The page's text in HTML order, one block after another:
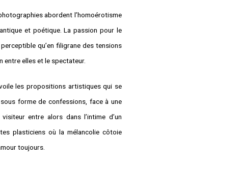
abordent l’homoérotisme
et poétique. La passion pour le
qu’en filigrane des tensions
entre elles et le spectateur.
les propositions artistiques qui se
forme de confessions, face à une
entre alors dans l’intime d’un
plasticiens où la mélancolie côtoie
toujours.